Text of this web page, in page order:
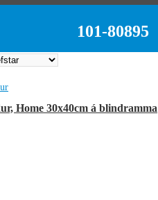
101-80895
Home 30x40cm á blindramma